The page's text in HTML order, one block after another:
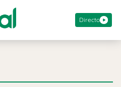
Directo